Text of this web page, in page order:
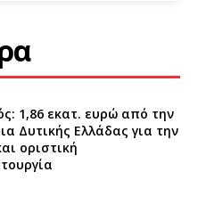
1,86 εκατ. ευρώ από την
Δυτικής Ελλάδας για την
οριστική